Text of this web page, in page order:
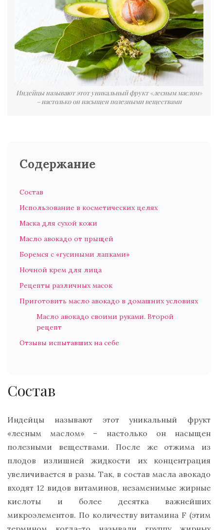
Индейцы называют этот уникальный фрукт «лесным маслом»
– настолько он насыщен полезными веществами
Содержание
Состав
Использование в косметических целях
Маска для сухой кожи
Масло авокадо от прыщей
Боремся с «гусиными лапками»
Ночной крем для лица
Рецепты различных масок
Приготовить масло авокадо в домашних условиях
Масло авокадо своими руками. Второй
рецепт
Отзывы испытавших на себе
Состав
Индейцы называют этот уникальный фрукт
«лесным маслом» – настолько он насыщен
полезными веществами. После же отжима из
плодов излишней жидкости их концентрация
увеличивается в разы. Так, в состав масла авокадо
входят 12 видов витаминов, незаменимые жирные
кислоты и более десятка важнейших
микроэлементов. По количеству витамина F (этим